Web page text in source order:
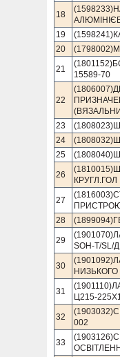
18
19
20
21
15589-70
22
23
24
25
26
КРУГЛ.ГОЛ
27
28
29
SOH-T/SL/
30
НИЗЬКОГО
31
Ц215-
32
002
33